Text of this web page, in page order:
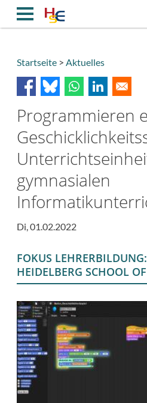
Inhalt
Breadcrumb
Startseite Aktuelles
Programmieren
gymnasialen
Di, 01.02.2022
FOKUS
HEIDELBERG SCHOOL